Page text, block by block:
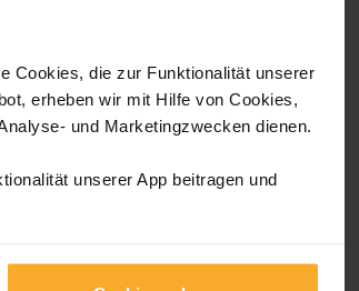
Cookies, die zur Funktionalität unserer
erheben wir mit Hilfe von Cookies,
und Marketingzwecken dienen.
unserer App beitragen und